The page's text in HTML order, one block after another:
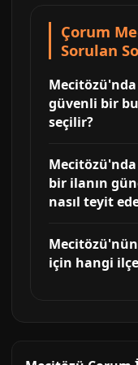
Çorum
Sorulan
Mecitözü'nda
güvenli bir
seçilir?
bir ilanın
nasıl teyit
için hangi